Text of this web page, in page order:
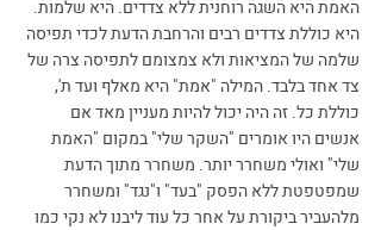
האמת היא השגה רוחנית ללא צדדים. היא שלמות.
היא כוללת צדדים רבים והרחבת הדעת לכדי תפיסה
שלמה של המציאות ולא צמצומם לתפיסה צרה של
צד אחד בלבד. המילה "אמת" היא מאלף ועד ת',
כוללת כל. זה היה יכול להיות מעניין מאד אם
אנשים היו אומרים "השקר שלי" במקום "האמת
שלי" ואולי משחרר יותר. משחרר מתוך הדעת
שמפטפטת ללא הפסק "בעד" ו"נגד" ומשחרר
מלהעביר ביקורת על אחר כל עוד ליבנו לא נקי כמו